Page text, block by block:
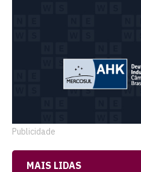
Publicidade
MAIS LIDAS